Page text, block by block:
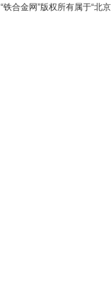
“铁合金网”版权所有属于“北